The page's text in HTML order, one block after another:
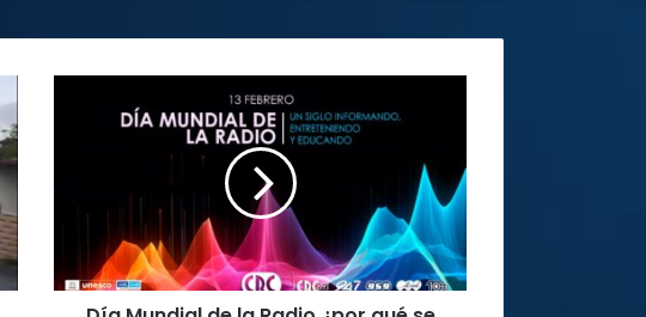
celebra